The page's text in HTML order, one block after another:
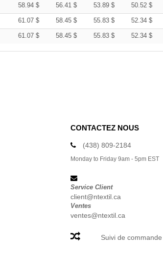
58.94$ 56.41$ 53.89$ 50.52$
61.07$ 58.45$ 55.83$ 52.34$
61.07$ 58.45$ 55.83$ 52.34$
CONTACTEZ NOUS
(438) 809-2184
Monday to Friday 9am - 5pm EST
Service Client
client@ntextil.ca
Ventes
ventes@ntextil.ca
Suivi de commande